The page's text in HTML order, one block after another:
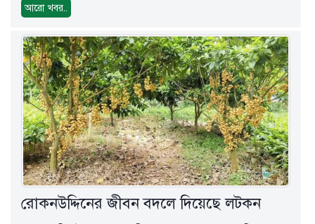
আরো খবর..
রোকনউদ্দিনের জীবন বদলে দিয়েছে লটকন